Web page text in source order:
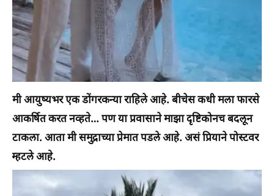
मी आयुष्यभर एक डोंगरकन्या राहिले आहे. बीचेस कधी मला फारसे
आकर्षित करत नव्हते… पण या प्रवासाने माझा दृष्टिकोनच बदलून
टाकला. आता मी समुद्राच्या प्रेमात पडले आहे. असं प्रियाने पोस्टवर
म्हटले आहे.